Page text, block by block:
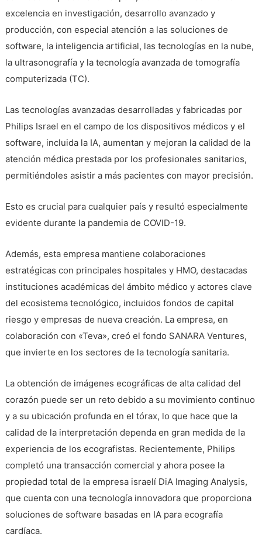
excelencia en investigación, desarrollo avanzado y
producción, con especial atención a las soluciones de
software, la inteligencia artificial, las tecnologías en la nube,
la ultrasonografía y la tecnología avanzada de tomografía
computerizada (TC).
Las tecnologías avanzadas desarrolladas y fabricadas por
Philips Israel en el campo de los dispositivos médicos y el
software, incluida la IA, aumentan y mejoran la calidad de la
atención médica prestada por los profesionales sanitarios,
permitiéndoles asistir a más pacientes con mayor precisión.
Esto es crucial para cualquier país y resultó especialmente
evidente durante la pandemia de COVID-19.
Además, esta empresa mantiene colaboraciones
estratégicas con principales hospitales y HMO, destacadas
instituciones académicas del ámbito médico y actores clave
del ecosistema tecnológico, incluidos fondos de capital
riesgo y empresas de nueva creación. La empresa, en
colaboración con «Teva», creó el fondo SANARA Ventures,
que invierte en los sectores de la tecnología sanitaria.
La obtención de imágenes ecográficas de alta calidad del
corazón puede ser un reto debido a su movimiento continuo
y a su ubicación profunda en el tórax, lo que hace que la
calidad de la interpretación dependa en gran medida de la
experiencia de los ecografistas. Recientemente, Philips
completó una transacción comercial y ahora posee la
propiedad total de la empresa israelí DiA Imaging Analysis,
que cuenta con una tecnología innovadora que proporciona
soluciones de software basadas en IA para ecografía
cardíaca.